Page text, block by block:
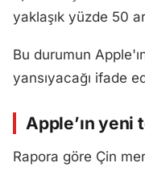
yaklaşık yüzde 50
Bu durumun
yansıyacağı ifade
Apple’ın
Rapora göre Çin